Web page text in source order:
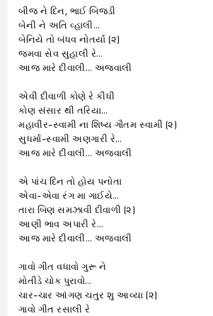
બીજ ને દિન, ભાઈ બિજડી
બેની ને અતિ વ્હાલી…
બેનિયે તો બંધવ નોતર્યા (૨)
જમવા સેવ સુહાલી રે…
આજ મારે દીવાલી… અજવાલી
એવી દીવાળી કોણે રે કીધી
કોણ સંસાર થી તરિયા…
મહાવીર-સ્વામી ના શિષ્ય ગૌતમ સ્વામી (૨)
સુધર્મા-સ્વામી અણગારી રે…
આજ મારે દીવાલી… અજવાલી
એ પાંચ દિન તો હોય પનોતા
એવા-એવા રંગ મા ગાઈયે…
તારા બિણ સમઝાવી દીવાળી (૨)
આણી ભાવ અપારી રે…
આજ મારે દીવાલી… અજવાલી
ગાવો ગીત વધાવો ગુરૂ ને
મોતીડે ચોક પુરાવો…
ચાર-ચાર આંગણ ચતુર શુ આવ્યા (૨)
ગાવો ગીત રસાલી રે